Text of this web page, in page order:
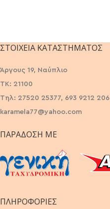
ΣΤΟΙΧΕΊΑ ΚΑΤΑΣΤΉΜΑΤΟΣ
Άργους 19, Ναύπλιο
ΤΚ: 21100
Τηλ: 27520 25377, 693 9212 206
karamela77@yahoo.com
ΠΑΡΆΔΟΣΗ ΜΕ
ΠΛΗΡΟΦΟΡΙΕΣ